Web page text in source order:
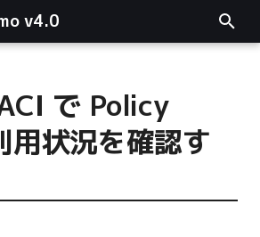
v4.0
で Policy
用状況を確認す